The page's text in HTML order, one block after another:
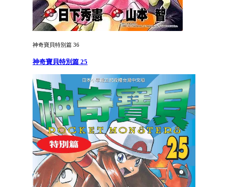
神奇寶貝特別篇 36
神奇寶貝特別篇 25